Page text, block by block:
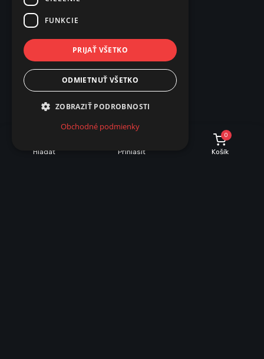
Hľadať Prihlásiť
0
Košík
FUNKCIE
PRIJAŤ VŠETKO
ODMIETNUŤ VŠETKO
ZOBRAZIŤ PODROBNOSTI
Obchodné podmienky